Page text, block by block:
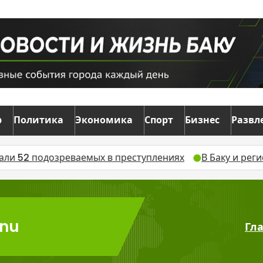
Политика Экономика Спорт Бизнес
В Баку и регионах Азербайджана 9